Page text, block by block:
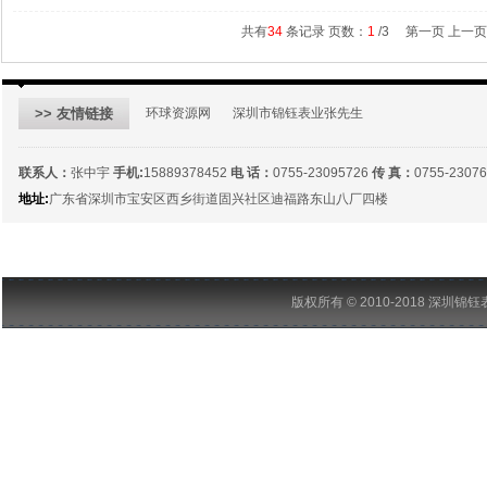
共有34 条记录 页数： 1 /3 第一页 上一页
>> 友情链接 环球资源网 深圳市锦钰表业张先生
联系人： 张中宇 手机:15889378452 电 话： 0755-23095726 传 真： 0755-
地址:广东省深圳市宝安区西乡街道固兴社区迪福路东山八厂四楼
版权所有 © 2010-2018 深圳锦